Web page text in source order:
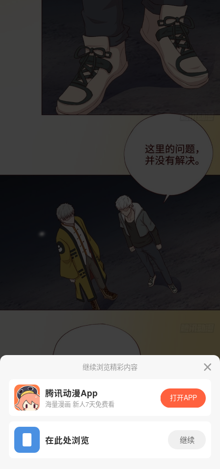
App免费看
继续浏览精彩内容
腾讯动漫App
海量漫画 新人7天免费看
打开APP
在此处浏览 继续